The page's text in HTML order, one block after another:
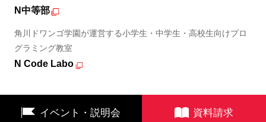
イベント・説明会 資料請求
N中等部
角川ドワンゴ学園が運営する小学生・中学生・高校生向けプロ
グラミング教室
N Code Labo